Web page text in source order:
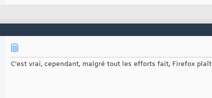
C'est vrai, cependant, malgré tout les efforts fait, Firefox